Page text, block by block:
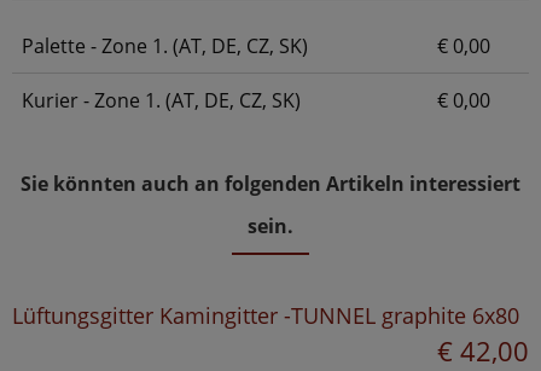
Palette - Zone 1. (AT, DE, CZ, SK) € 0,00
Kurier - Zone 1. (AT, DE, CZ, SK) € 0,00
Sie könnten auch an folgenden Artikeln interessiert
sein.
Lüftungsgitter Kamingitter -TUNNEL graphite 6x80
€ 42,00